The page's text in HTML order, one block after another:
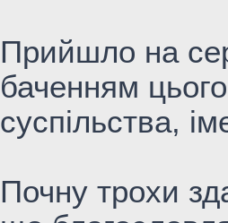
Прийшло на
баченням
суспільства,
Почну трохи